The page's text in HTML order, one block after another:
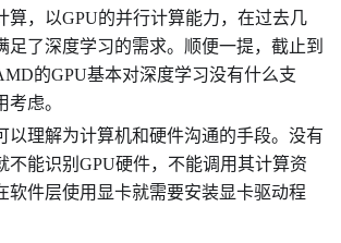
算，以GPU的并行计算能力，在过去几
足了深度学习的需求。顺便一提，截止到
的GPU基本对深度学习没有什么支
虑。
以理解为计算机和硬件沟通的手段。没有
不能识别GPU硬件，不能调用其计算资
软件层使用显卡就需要安装显卡驱动程